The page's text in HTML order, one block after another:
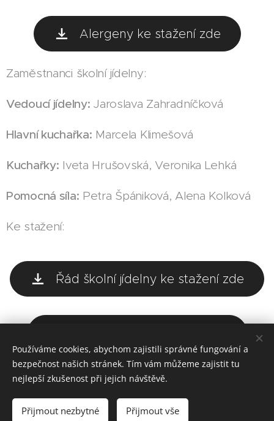
Alergeny ke stažení zde
Zaměstnanci školní jídelny:
Vedoucí jídelny: Jaroslava Zahradníčková
Hlavní kuchařka: Marcela Klimešová
Kuchařky: Iveta Hrušovská, Veronika Lehká
Pomocná síla: Petra Špániková, Alena Kolková
Ke stažení:
Řád školní jídelny ke stažení zde
Obrázky poskytlPexels
Vytvořeno službou Webnode
Používáme cookies, abychom zajistili správné fungování a
bezpečnost našich stránek. Tím vám můžeme zajistit tu
nejlepší zkušenost při jejich návštěvě.
Přijmout nezbytné Přijmout vše